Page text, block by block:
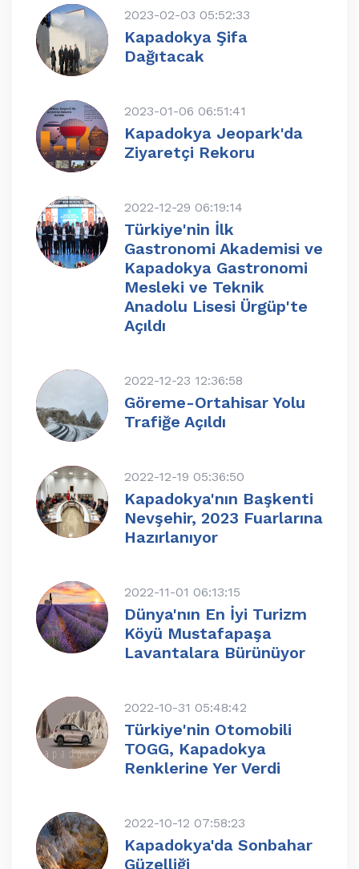
2023-02-03 05:52:33
Kapadokya Şifa
Dağıtacak
2023-01-06 06:51:41
Kapadokya Jeopark'da
Ziyaretçi Rekoru
2022-12-29 06:19:14
Türkiye'nin İlk
Gastronomi Akademisi ve
Kapadokya Gastronomi
Mesleki ve Teknik
Anadolu Lisesi Ürgüp'te
Açıldı
2022-12-23 12:36:58
Göreme-Ortahisar Yolu
Trafiğe Açıldı
2022-12-19 05:36:50
Kapadokya'nın Başkenti
Nevşehir, 2023 Fuarlarına
Hazırlanıyor
2022-11-01 06:13:15
Dünya'nın En İyi Turizm
Köyü Mustafapaşa
Lavantalara Bürünüyor
2022-10-31 05:48:42
Türkiye'nin Otomobili
TOGG, Kapadokya
Renklerine Yer Verdi
2022-10-12 07:58:23
Kapadokya'da Sonbahar
Güzelliği